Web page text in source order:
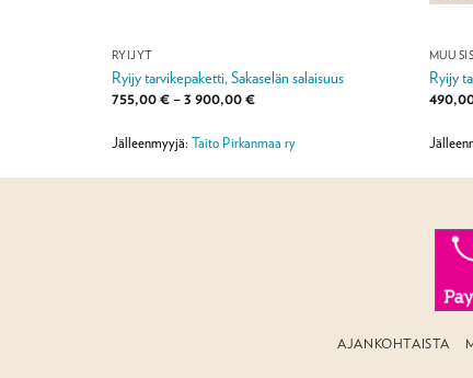
RYIJYT
Ryijy tarvikepaketti, Sakaselän salaisuus
755,00€–3 900,00€Hintaluokka:
3
Jälleenmyyjä: Taito Pirkanmaa ry
MUU
Ryijy
AJANKOHTAISTA